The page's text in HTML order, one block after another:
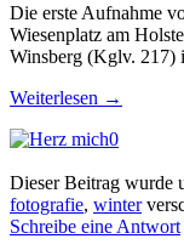
Die erste Aufnahme
Wiesenplatz am
Winsberg (Kglv. 217)
Weiterlesen →
0
Dieser Beitrag wurde
fotografie, winter
Schreibe eine Antwort